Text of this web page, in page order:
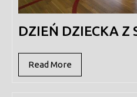
DZIEŃ DZIECKA Z
Read More
More